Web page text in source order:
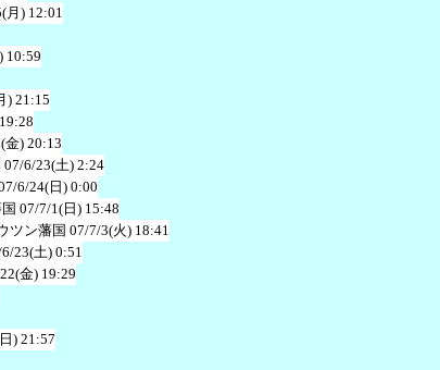
月) 12:01
10:59
) 21:15
金) 20:13
07/6/23(土) 2:24
6/24(日) 0:00
07/7/1(日) 15:48
ツン藩国 07/7/3(火) 18:41
23(土) 0:51
金) 19:29
) 21:57